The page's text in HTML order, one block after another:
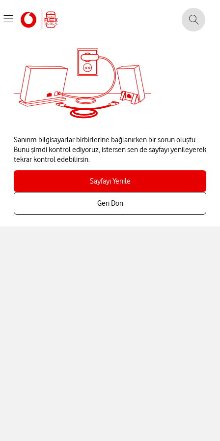
Sanırım bilgisayarlar birbirlerine bağlanırken bir sorun oluştu.
Bunu şimdi kontrol ediyoruz, istersen sen de sayfayı yenileyerek
tekrar kontrol edebilirsin.
Sayfayı Yenile
Geri Dön